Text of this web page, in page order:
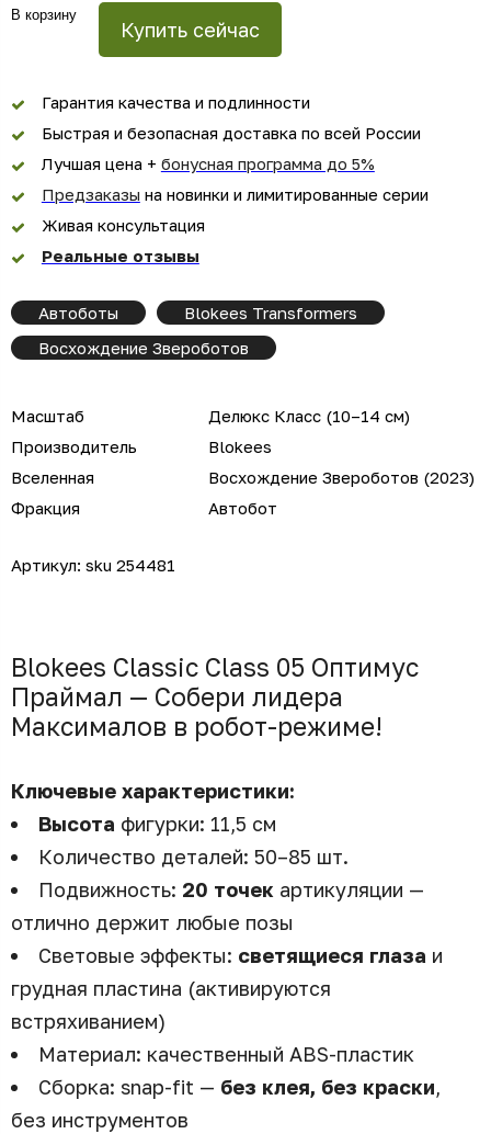
В корзину
Купить сейчас
Гарантия качества и подлинности
Быстрая и безопасная доставка по всей России
Лучшая цена + бонусная программа до 5%
Предзаказы на новинки и лимитированные серии
Живая консультация
Реальные отзывы
Автоботы
Blokees Transformers
Восхождение Звероботов
Масштаб
Делюкс Класс (10–14 см)
Производитель
Blokees
Вселенная
Восхождение Звероботов (2023)
Фракция
Автобот
Артикул: sku 254481
Blokees Classic Class 05 Оптимус
Праймал — Собери лидера
Максималов в робот-режиме!
Ключевые характеристики:
Высота фигурки: 11,5 см
Количество деталей: 50–85 шт.
Подвижность: 20 точек артикуляции —
отлично держит любые позы
Световые эффекты: светящиеся глаза и
грудная пластина (активируются
встряхиванием)
Материал: качественный ABS-пластик
Сборка: snap-fit — без клея, без краски,
без инструментов